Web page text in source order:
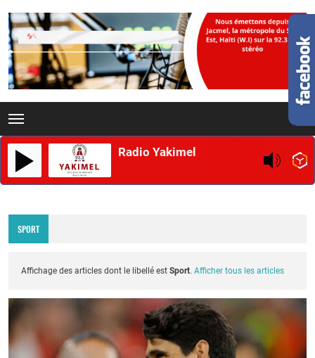
Radio Yakimel
SPORT
Affichage des articles dont le libellé est Sport. Afficher tous les articles